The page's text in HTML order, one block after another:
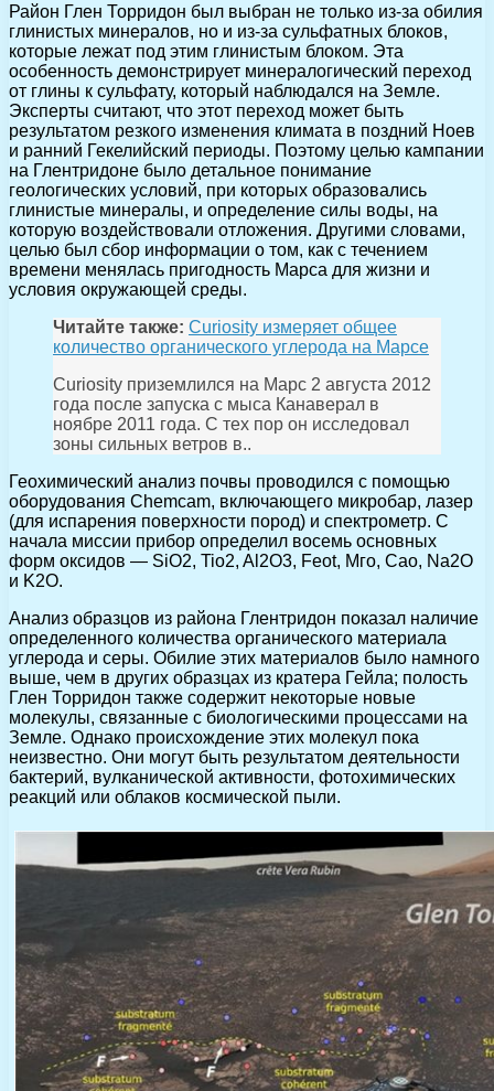
Район Глен Торридон был выбран не только из-за обилия
глинистых минералов, но и из-за сульфатных блоков,
которые лежат под этим глинистым блоком. Эта
особенность демонстрирует минералогический переход
от глины к сульфату, который наблюдался на Земле.
Эксперты считают, что этот переход может быть
результатом резкого изменения климата в поздний Ноев
и ранний Гекелийский периоды. Поэтому целью кампании
на Глентридоне было детальное понимание
геологических условий, при которых образовались
глинистые минералы, и определение силы воды, на
которую воздействовали отложения. Другими словами,
целью был сбор информации о том, как с течением
времени менялась пригодность Марса для жизни и
условия окружающей среды.
Читайте также: Curiosity измеряет общее
количество органического углерода на Марсе
Curiosity приземлился на Марс 2 августа 2012
года после запуска с мыса Канаверал в
ноябре 2011 года. С тех пор он исследовал
зоны сильных ветров в..
Геохимический анализ почвы проводился с помощью
оборудования Chemcam, включающего микробар, лазер
(для испарения поверхности пород) и спектрометр. С
начала миссии прибор определил восемь основных
форм оксидов — SiO2, Tio2, Al2O3, Feot, Мго, Сао, Na2O
и K2O.
Анализ образцов из района Глентридон показал наличие
определенного количества органического материала
углерода и серы. Обилие этих материалов было намного
выше, чем в других образцах из кратера Гейла; полость
Глен Торридон также содержит некоторые новые
молекулы, связанные с биологическими процессами на
Земле. Однако происхождение этих молекул пока
неизвестно. Они могут быть результатом деятельности
бактерий, вулканической активности, фотохимических
реакций или облаков космической пыли.